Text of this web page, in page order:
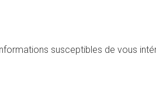
susceptibles de vous